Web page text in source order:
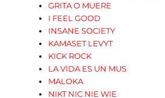
GRITA O MUERE
I FEEL GOOD
INSANE SOCIETY
KAMASET LEVYT
KICK ROCK
LA VIDA ES UN MUS
MALOKA
NIKT NIC NIE WIE